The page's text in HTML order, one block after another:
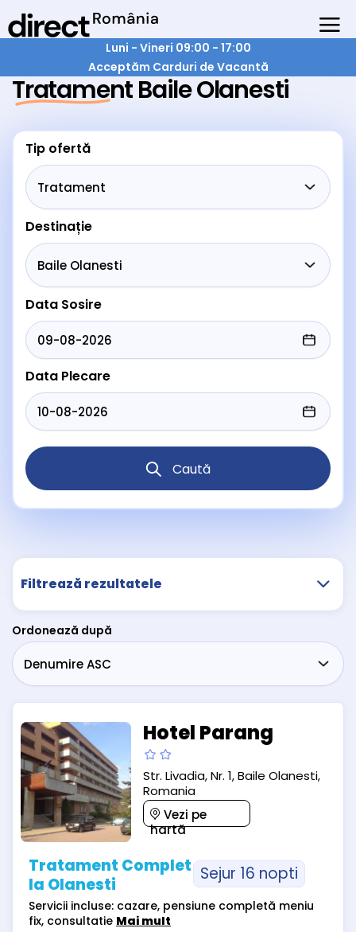
Luni - Vineri 09:00 - 17:00
Acceptăm Carduri de Vacantă
Tratament Baile Olanesti
Tip ofertă
Destinație
Data Sosire
Data Plecare
Caută
Filtrează rezultatele
Ordonează după
Hotel Parang
Str. Livadia, Nr. 1, Baile Olanesti,
Romania
Vezi pe
hartă
Tratament Complet
la Olanesti
Sejur 16 nopti
Servicii incluse: cazare, pensiune completă meniu
fix, consultatie Mai mult